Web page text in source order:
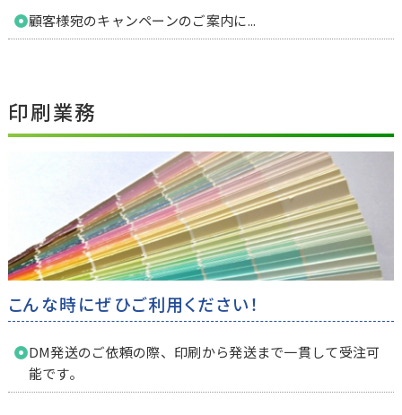
顧客様宛のキャンペーンのご案内に...
印刷業務
こんな時にぜひご利用ください！
DM発送のご依頼の際、印刷から発送まで一貫して受注可
能です。